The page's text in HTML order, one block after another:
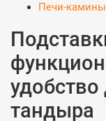
Печи-камины
тандыра